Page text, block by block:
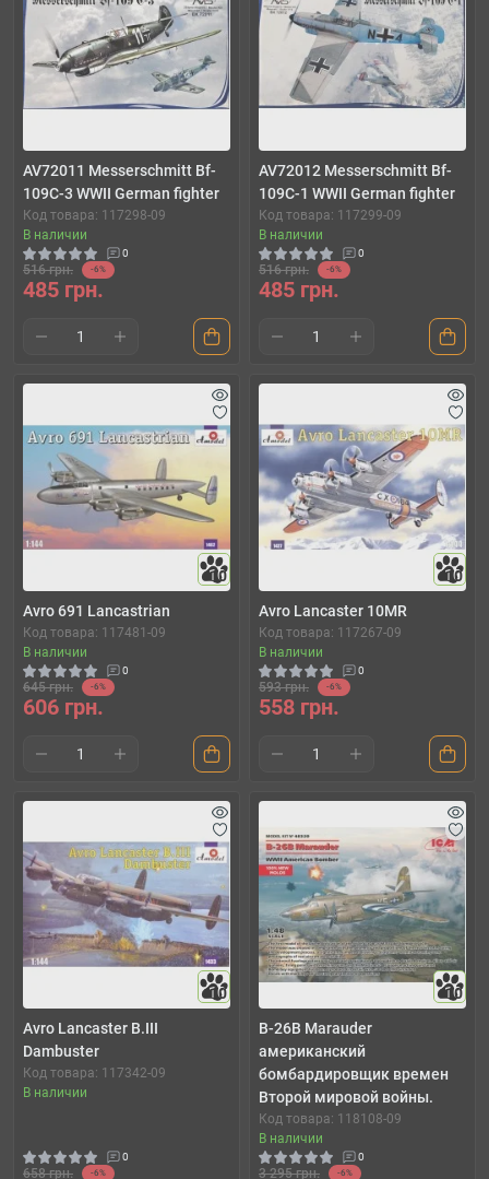
AV72011 Messerschmitt Bf-
109C-3 WWII German fighter
Код товара: 117298-09
В наличии
0
516 грн. -6%
485 грн.
AV72012 Messerschmitt Bf-
109C-1 WWII German fighter
Код товара: 117299-09
В наличии
0
516 грн. -6%
485 грн.
10
Avro 691 Lancastrian
Код товара: 117481-09
В наличии
0
645 грн. -6%
606 грн.
10
Avro Lancaster 10MR
Код товара: 117267-09
В наличии
0
593 грн. -6%
558 грн.
10
Avro Lancaster B.III
Dambuster
Код товара: 117342-09
В наличии
0
658 грн. -6%
10
B-26B Marauder
американский
бомбардировщик времен
Второй мировой войны.
Код товара: 118108-09
В наличии
0
3 295 грн. -6%